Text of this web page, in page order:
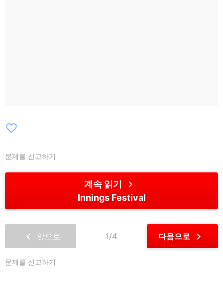
Zuze
favorite_border
문제를 신고하기
계속 읽기 chevron_right
Innings Festival
chevron_left 앞으로 1/4 다음으로 chevron_right
문제를 신고하기